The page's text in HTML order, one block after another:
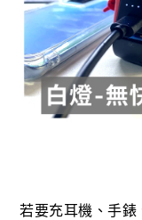
若要充耳機、手